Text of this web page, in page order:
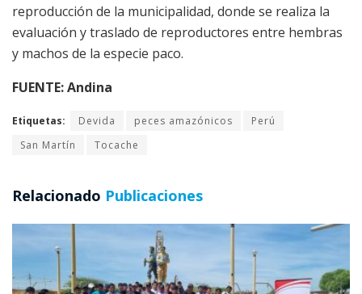
reproducción de la municipalidad, donde se realiza la
evaluación y traslado de reproductores entre hembras
y machos de la especie paco.
FUENTE: Andina
Etiquetas: Devida peces amazónicos
Perú
San Martín
Tocache
Relacionado Publicaciones